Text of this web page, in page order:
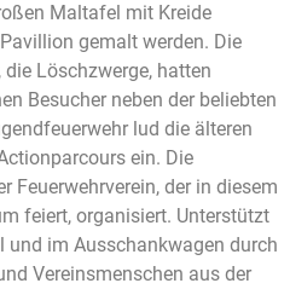
Maltafel mit Kreide
gemalt werden. Die
die Löschzwerge, hatten
Besucher neben der beliebten
lud die älteren
ein. Die
Feuerwehrverein, der in diesem
feiert, organisiert. Unterstützt
und im Ausschankwagen durch
Vereinsmenschen aus der